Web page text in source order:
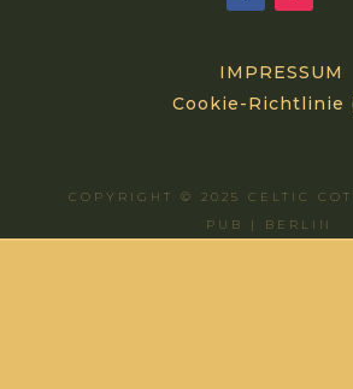
IMPRESSUM
Cookie-Richtlinie
COPYRIGHT © 2025 CELTIC
PUB | BERLIN